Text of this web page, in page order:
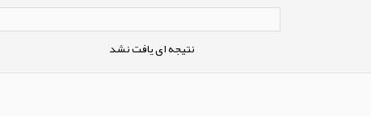
نتیجه ای یافت نشد